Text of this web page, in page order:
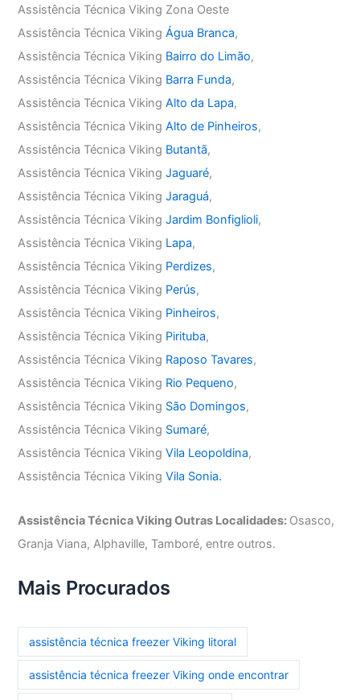
Assistência Técnica Viking Zona Oeste
Assistência Técnica VikingÁgua Branca,
Assistência Técnica Viking Bairro do Limão,
Assistência Técnica Viking Barra Funda,
Assistência Técnica VikingAlto da Lapa,
Assistência Técnica VikingAlto de Pinheiros,
Assistência Técnica Viking Butantã,
Assistência Técnica VikingJaguaré,
Assistência Técnica VikingJaraguá,
Assistência Técnica VikingJardim Bonfiglioli,
Assistência Técnica Viking Lapa,
Assistência Técnica Viking Perdizes,
Assistência Técnica Viking Perús,
Assistência Técnica Viking Pinheiros,
Assistência Técnica Viking Pirituba,
Assistência Técnica Viking Raposo Tavares,
Assistência Técnica Viking Rio Pequeno,
Assistência Técnica Viking São Domingos,
Assistência Técnica Viking Sumaré,
Assistência Técnica VikingVila Leopoldina,
Assistência Técnica VikingVila Sonia.
Assistência Técnica Viking Outras Localidades: Osasco,
Granja Viana, Alphaville, Tamboré, entre outros.
Mais Procurados
assistência técnica freezer Viking litoral
assistência técnica freezer Viking onde encontrar